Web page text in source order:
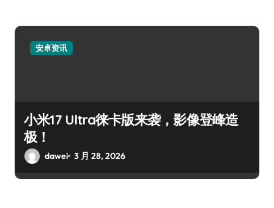
安卓资讯
小米17 Ultra徕卡版来袭，影像登峰造
极！
dawei 3 月 28, 2026